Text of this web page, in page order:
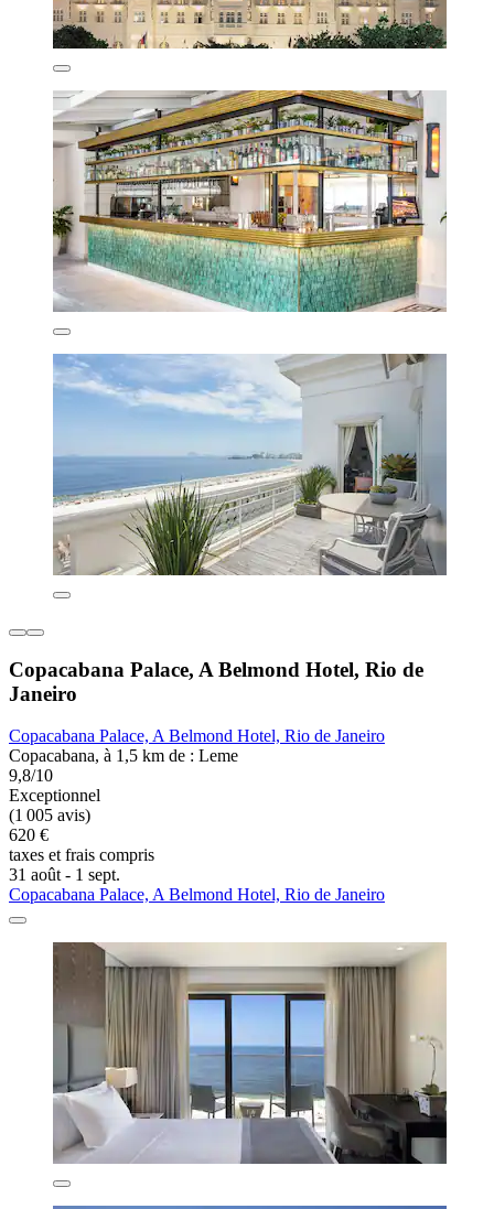
Copacabana Palace, A Belmond Hotel, Rio de
Janeiro
Copacabana Palace, A Belmond Hotel, Rio de Janeiro
Copacabana, à 1,5 km de : Leme
9,8/10
Exceptionnel
(1 005 avis)
620 €
taxes et frais compris
31 août - 1 sept.
Copacabana Palace, A Belmond Hotel, Rio de Janeiro